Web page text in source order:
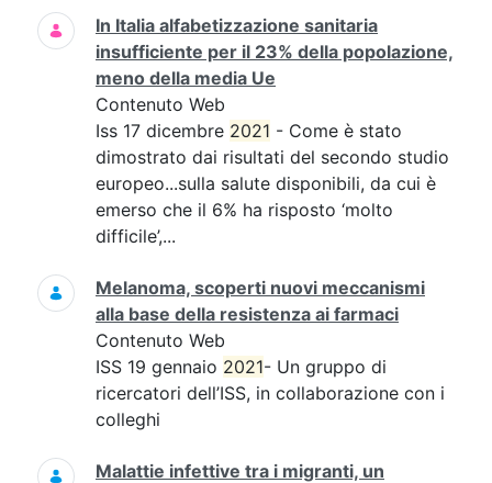
In Italia alfabetizzazione sanitaria
insufficiente per il 23% della popolazione,
meno della media Ue
Contenuto Web
Iss 17 dicembre 2021 - Come è stato
dimostrato dai risultati del secondo studio
europeo...sulla salute disponibili, da cui è
emerso che il 6% ha risposto ‘molto
difficile’,...
Melanoma, scoperti nuovi meccanismi
alla base della resistenza ai farmaci
Contenuto Web
ISS 19 gennaio 2021- Un gruppo di
ricercatori dell’ISS, in collaborazione con i
colleghi
Malattie infettive tra i migranti, un